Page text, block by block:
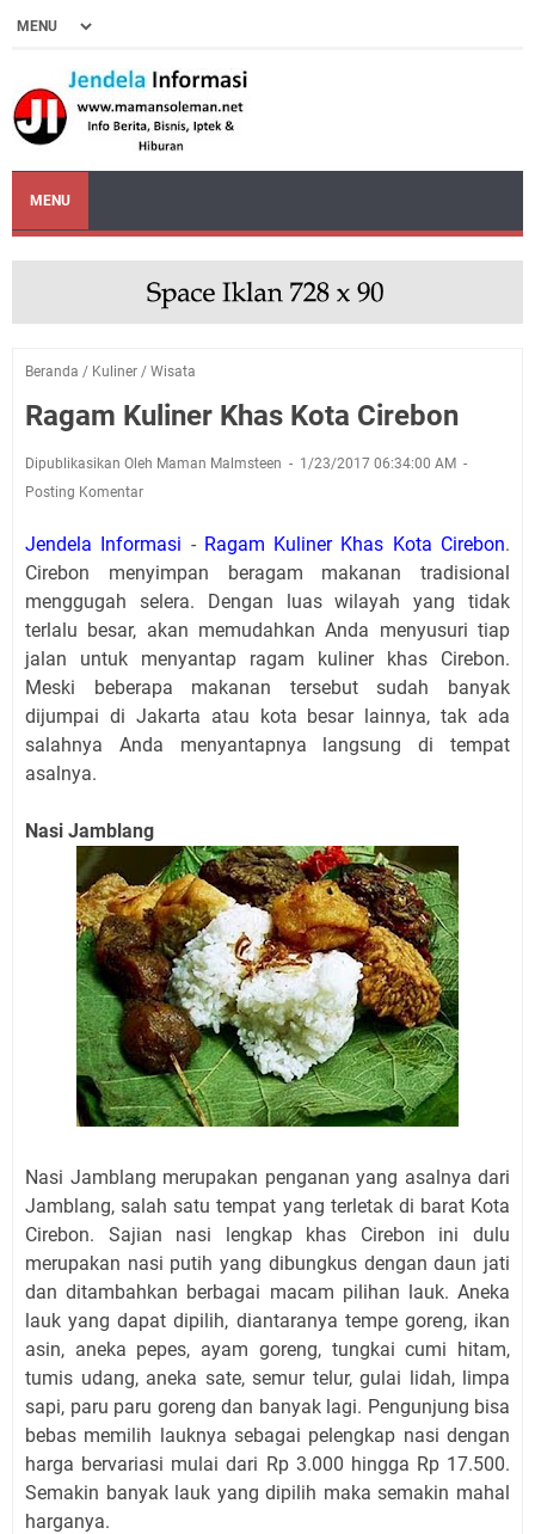
MENU
Beranda / Kuliner / Wisata
Ragam Kuliner Khas Kota Cirebon
Dipublikasikan Oleh Maman Malmsteen
1/23/2017 06:34:00 AM
Posting Komentar
Jendela Informasi - Ragam Kuliner Khas Kota Cirebon.
Cirebon menyimpan beragam makanan tradisional
menggugah selera. Dengan luas wilayah yang tidak
terlalu besar, akan memudahkan Anda menyusuri tiap
jalan untuk menyantap ragam kuliner khas Cirebon.
Meski beberapa makanan tersebut sudah banyak
dijumpai di Jakarta atau kota besar lainnya, tak ada
salahnya Anda menyantapnya langsung di tempat
asalnya.
Nasi Jamblang
Nasi Jamblang merupakan penganan yang asalnya dari
Jamblang, salah satu tempat yang terletak di barat Kota
Cirebon. Sajian nasi lengkap khas Cirebon ini dulu
merupakan nasi putih yang dibungkus dengan daun jati
dan ditambahkan berbagai macam pilihan lauk. Aneka
lauk yang dapat dipilih, diantaranya tempe goreng, ikan
asin, aneka pepes, ayam goreng, tungkai cumi hitam,
tumis udang, aneka sate, semur telur, gulai lidah, limpa
sapi, paru paru goreng dan banyak lagi. Pengunjung bisa
bebas memilih lauknya sebagai pelengkap nasi dengan
harga bervariasi mulai dari Rp 3.000 hingga Rp 17.500.
Semakin banyak lauk yang dipilih maka semakin mahal
harganya.